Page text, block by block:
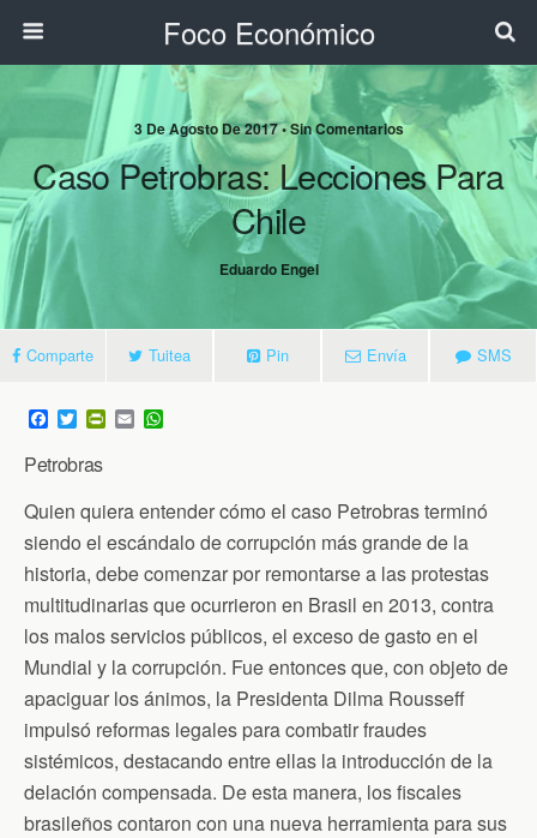
Foco Económico
3 De Agosto De 2017 • Sin Comentarios
Caso Petrobras: Lecciones Para
Chile
Eduardo Engel
Comparte Tuitea Pin Envía SMS
F
a
c
e
o
o
k
T
w
i
t
e
r
P
F
r
i
e
d
y
E
m
A
p
p
Petrobras
Quien quiera entender cómo el caso Petrobras terminó
siendo el escándalo de corrupción más grande de la
historia, debe comenzar por remontarse a las protestas
multitudinarias que ocurrieron en Brasil en 2013, contra
los malos servicios públicos, el exceso de gasto en el
Mundial y la corrupción. Fue entonces que, con objeto de
apaciguar los ánimos, la Presidenta Dilma Rousseff
impulsó reformas legales para combatir fraudes
sistémicos, destacando entre ellas la introducción de la
delación compensada. De esta manera, los fiscales
brasileños contaron con una nueva herramienta para sus